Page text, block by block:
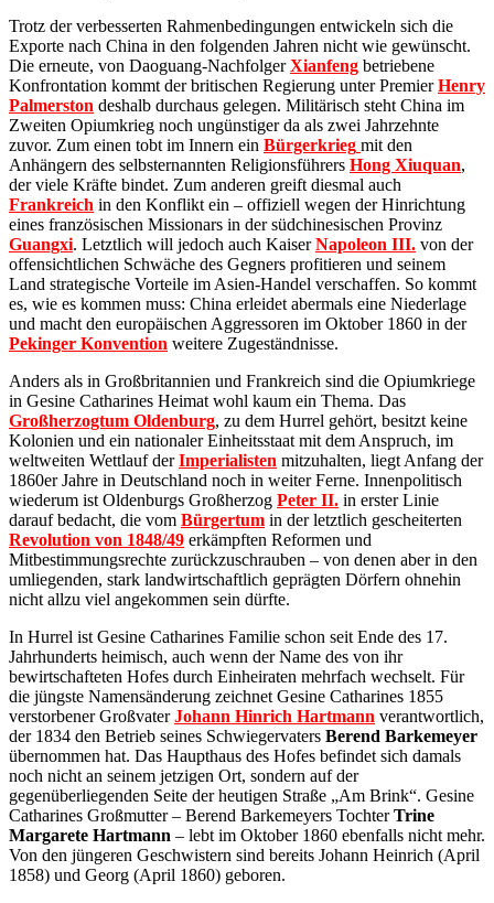
Trotz der verbesserten Rahmenbedingungen entwickeln sich die
Exporte nach China in den folgenden Jahren nicht wie gewünscht.
Die erneute, von Daoguang-NachfolgerXianfeng betriebene
Konfrontation kommt der britischen Regierung unter PremierHenry
Palmerston deshalb durchaus gelegen. Militärisch steht China im
Zweiten Opiumkrieg noch ungünstiger da als zwei Jahrzehnte
zuvor. Zum einen tobt im Innern ein Bürgerkrieg mit den
Anhängern des selbsternannten Religionsführers Hong Xiuquan,
der viele Kräfte bindet. Zum anderen greift diesmal auch
Frankreich in den Konflikt ein – offiziell wegen der Hinrichtung
eines französischen Missionars in der südchinesischen Provinz
Guangxi. Letztlich will jedoch auch KaiserNapoleon III. von der
offensichtlichen Schwäche des Gegners profitieren und seinem
Land strategische Vorteile im Asien-Handel verschaffen. So kommt
es, wie es kommen muss: China erleidet abermals eine Niederlage
und macht den europäischen Aggressoren im Oktober 1860 in der
Pekinger Konvention weitere Zugeständnisse.
Anders als in Großbritannien und Frankreich sind die Opiumkriege
in Gesine Catharines Heimat wohl kaum ein Thema. Das
Großherzogtum Oldenburg, zu dem Hurrel gehört, besitzt keine
Kolonien und ein nationaler Einheitsstaat mit dem Anspruch, im
weltweiten Wettlauf derImperialisten mitzuhalten, liegt Anfang der
1860er Jahre in Deutschland noch in weiter Ferne. Innenpolitisch
wiederum ist Oldenburgs Großherzog Peter II. in erster Linie
darauf bedacht, die vom Bürgertum in der letztlich gescheiterten
Revolution von 1848/49 erkämpften Reformen und
Mitbestimmungsrechte zurückzuschrauben – von denen aber in den
umliegenden, stark landwirtschaftlich geprägten Dörfern ohnehin
nicht allzu viel angekommen sein dürfte.
In Hurrel ist Gesine Catharines Familie schon seit Ende des 17.
Jahrhunderts heimisch, auch wenn der Name des von ihr
bewirtschafteten Hofes durch Einheiraten mehrfach wechselt. Für
die jüngste Namensänderung zeichnet Gesine Catharines 1855
verstorbener GroßvaterJohann Hinrich Hartmann verantwortlich,
der 1834 den Betrieb seines Schwiegervaters Berend Barkemeyer
übernommen hat. Das Haupthaus des Hofes befindet sich damals
noch nicht an seinem jetzigen Ort, sondern auf der
gegenüberliegenden Seite der heutigen Straße „Am Brink“. Gesine
Catharines Großmutter – Berend Barkemeyers TochterTrine
Margarete Hartmann – lebt im Oktober 1860 ebenfalls nicht mehr.
Von den jüngeren Geschwistern sind bereits Johann Heinrich (April
1858) und Georg (April 1860) geboren.